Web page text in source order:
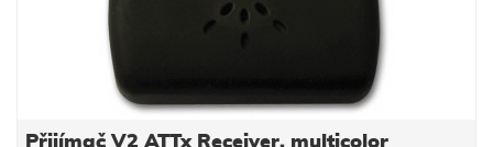
na tvrdém plastu jako u levných sad, ale na
gumových výstelkách Indikace slabé baterie – Na
signalizátoru začne problikávat záběrová dioda
Připojení – 2,5mm jack na připojení swinger
Přijímač V2 ATTx Receiver, multicolor